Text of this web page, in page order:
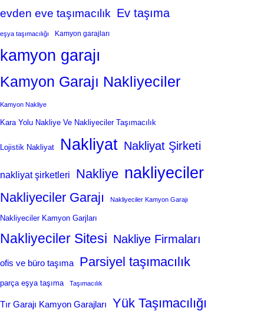
evden eve taşımacılık Ev taşıma
eşya taşımacılığı Kamyon garajları
kamyon garajı
Kamyon Garajı Nakliyeciler
Kamyon Nakliye
Kara Yolu Nakliye Ve Nakliyeciler Taşımacılık
Lojistik Nakliyat Nakliyat Nakliyat Şirketi
nakliyat şirketleri Nakliye nakliyeciler
Nakliyeciler Garajı Nakliyeciler Kamyon Garajı
Nakliyeciler Kamyon Garjları
Nakliyeciler Sitesi Nakliye Firmaları
ofis ve büro taşıma Parsiyel taşımacılık
parça eşya taşıma Taşımacılık
Tır Garajı Kamyon Garajları Yük Taşımacılığı